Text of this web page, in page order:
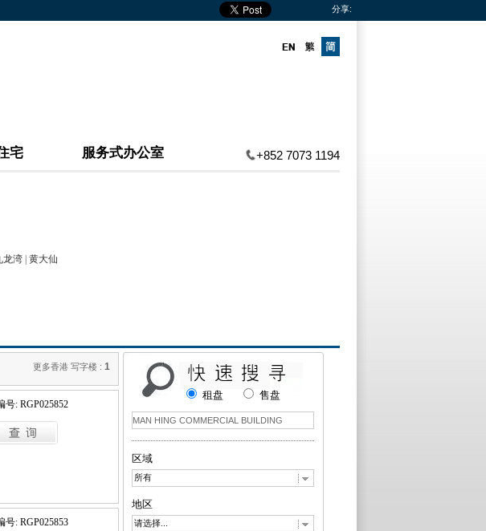
分享:
宅 服务式办公室 +852 7073 1194
龙湾 黄大仙
更多香港 写字楼 : 1
号: RGP025852
号: RGP025853
租盘 售盘
区域
所有
地区
请选择...